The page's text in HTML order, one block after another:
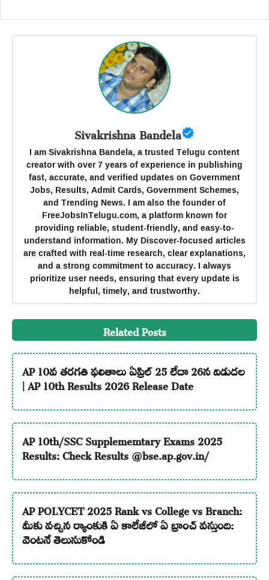
Sivakrishna Bandela
I am Sivakrishna Bandela, a trusted Telugu content
creator with over 7 years of experience in publishing
fast, accurate, and verified updates on Government
Jobs, Results, Admit Cards, Government Schemes,
and Trending News. I am also the founder of
FreeJobsInTelugu.com, a platform known for
providing reliable, student-friendly, and easy-to-
understand information. My Discover-focused articles
are crafted with real-time research, clear explanations,
and a strong commitment to accuracy. I always
prioritize user needs, ensuring that every update is
helpful, timely, and trustworthy.
Related Posts
AP 10వ తరగతి ఫలితాలు ఏప్రిల్ 25 లేదా 26న విడుదల
| AP 10th Results 2026 Release Date
AP 10th/SSC Supplememtary Exams 2025
Results: Check Results @bse.ap.gov.in/
AP POLYCET 2025 Rank vs College vs Branch:
మీకు వచ్చిన ర్యాంకుకి ఏ కాలేజీలో ఏ బ్రాంచ్ వస్తుంది:
వెంటనే తెలుసుకోండి